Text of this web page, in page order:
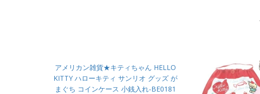
アメリカン雑貨★キティちゃん HELLO
KITTY ハローキティ サンリオ グッズ が
まぐち コインケース 小銭入れ-BE0181